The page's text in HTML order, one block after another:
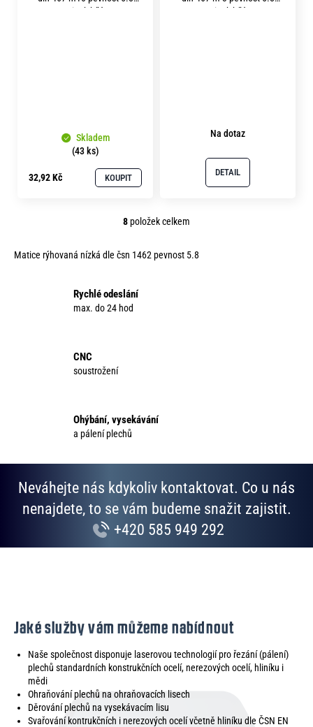
zinek bílý
Skladem
(43 ks)
32,92 Kč KOUPIT
zinek bílý
Na dotaz
DETAIL
O
l
y
v
s
u
8položek celkem
Matice rýhovaná nízká dle čsn 1462 pevnost 5.8
Rychlé odeslání
max. do 24 hod
CNC
soustrožení
Ohýbání, vysekávání
a pálení plechů
Neváhejte nás kdykoliv kontaktovat. Co u nás
nenajdete, to se vám budeme snažit zajistit.
+420 585 949 292
Jaké služby vám můžeme nabídnout
Naše společnost disponuje laserovou technologií pro řezání (pálení)
plechů standardních konstrukčních ocelí, nerezových ocelí, hliníku i
mědi
Ohraňování plechů na ohraňovacích lisech
Děrování plechů na vysekávacím lisu
Svařování kontrukčních i nerezových ocelí včetně hliníku dle ČSN EN